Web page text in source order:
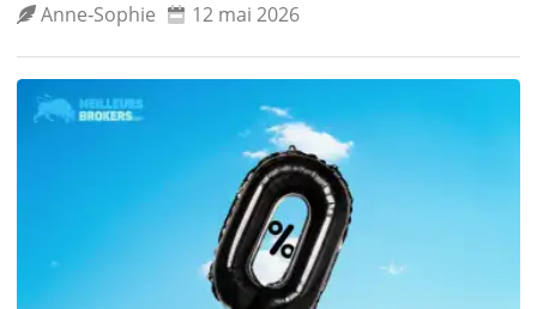
Anne‑Sophie 12 mai 2026